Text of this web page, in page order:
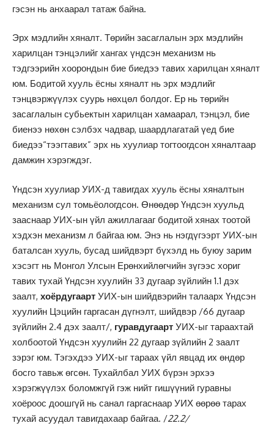
гэсэн нь анхаарал татаж байна.
Эрх мэдлийн хяналт. Төрийн засаглалын эрх мэдлийн
харилцан тэнцэлийг хангах үндсэн механизм нь
тэдгээрийн хоорондын бие биедээ тавих харилцан хяналт
юм. Бодитой хууль ёсны хяналт нь эрх мэдлийг
тэнцвэржүүлэх суурь нөхцөл болдог. Ер нь төрийн
засаглалын субьектын харилцан хамаарал, тэнцэл, бие
биенээ нөхөн сэлбэх чадвар, шаардлагатай үед бие
биедээ“тээгтавих” эрх нь хуулиар тогтоогдсон хяналтаар
дамжин хэрэгждэг.
Үндсэн хуулиар УИХ-д тавигдах хууль ёсны хяналтын
механизм сул томьёологдсон. Өнөөдөр Үндсэн хуульд
зааснаар УИХ-ын үйл ажиллагааг бодитой хянах тоотой
хэдхэн механизм л байгаа юм. Энэ нь нэгдүгээрт УИХ-ын
баталсан хууль, бусад шийдвэрт бүхэлд нь буюу зарим
хэсэгт нь Монгол Улсын Ерөнхийлөгчийн зүгээс хориг
тавих тухай Үндсэн хуулийн 33 дугаар зүйлийн 1.1 дэх
заалт, хоёрдугаарт УИХ-ын шийдвэрийн талаарх Үндсэн
хуулийн Цэцийн гаргасан дүгнэлт, шийдвэр /66 дугаар
зүйлийн 2.4 дэх заалт/, гуравдугаарт УИХ-ыг тараахтай
холбоотой Үндсэн хуулийн 22 дугаар зүйлийн 2 заалт
зэрэг юм. Тэгэхдээ УИХ-ыг тараах үйл явцад их өндөр
босго тавьж өгсөн. Тухайлбал УИХ бүрэн эрхээ
хэрэгжүүлэх боломжгүй гэж нийт гишүүний гуравны
хоёроос доошгүй нь санал гаргаснаар УИХ өөрөө тарах
тухай асуудал тавигдахаар байгаа. /22.2/